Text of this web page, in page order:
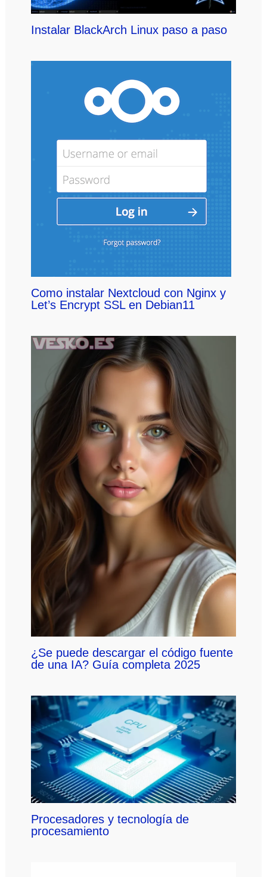
Instalar BlackArch Linux paso a paso
Como instalar Nextcloud con Nginx y
Let’s Encrypt SSL en Debian11
¿Se puede descargar el código fuente
de una IA? Guía completa 2025
Procesadores y tecnología de
procesamiento